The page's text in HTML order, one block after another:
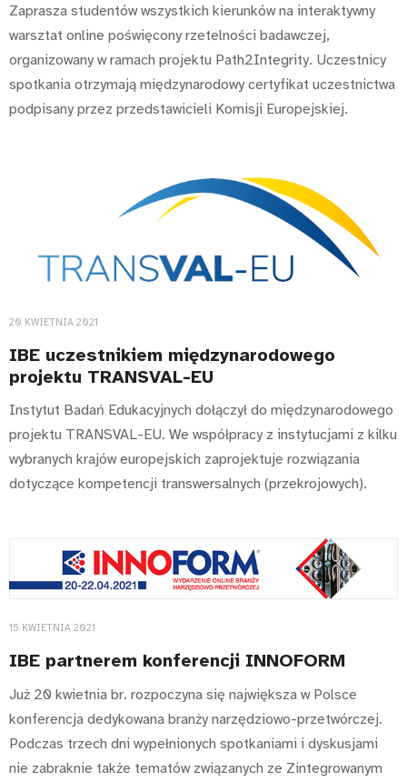
Zaprasza studentów wszystkich kierunków na interaktywny
warsztat online poświęcony rzetelności badawczej,
organizowany w ramach projektu Path2Integrity. Uczestnicy
spotkania otrzymają międzynarodowy certyfikat uczestnictwa
podpisany przez przedstawicieli Komisji Europejskiej.
20 KWIETNIA 2021
IBE uczestnikiem międzynarodowego
projektu TRANSVAL-EU
Instytut Badań Edukacyjnych dołączył do międzynarodowego
projektu TRANSVAL-EU. We współpracy z instytucjami z kilku
wybranych krajów europejskich zaprojektuje rozwiązania
dotyczące kompetencji transwersalnych (przekrojowych).
15 KWIETNIA 2021
IBE partnerem konferencji INNOFORM
Już 20 kwietnia br. rozpoczyna się największa w Polsce
konferencja dedykowana branży narzędziowo-przetwórczej.
Podczas trzech dni wypełnionych spotkaniami i dyskusjami
nie zabraknie także tematów związanych ze Zintegrowanym